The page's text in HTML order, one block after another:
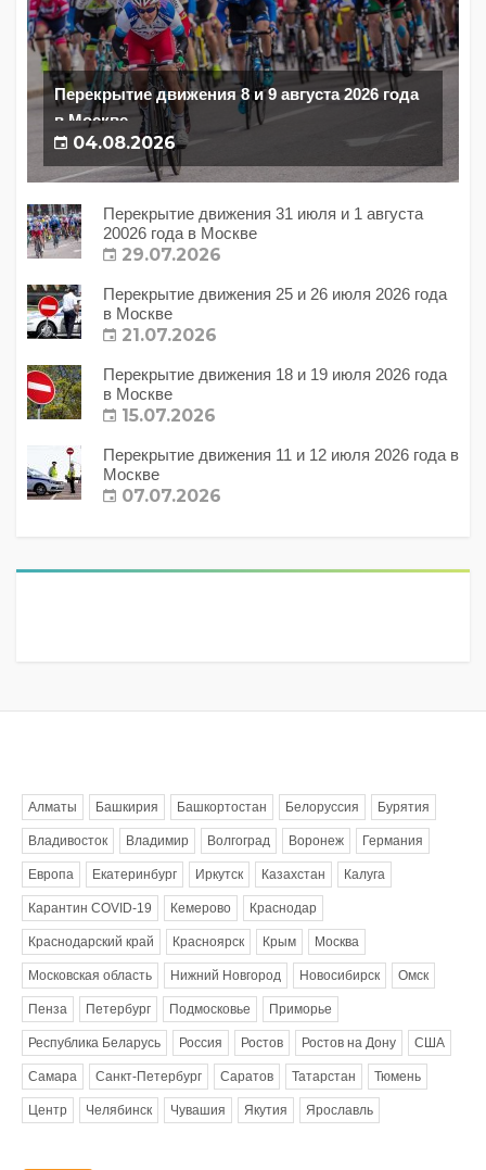
Перекрытие движения 8 и 9 августа 2026 года
в Москве
04.08.2026
Перекрытие движения 31 июля и 1 августа
20026 года в Москве
29.07.2026
Перекрытие движения 25 и 26 июля 2026 года
в Москве
21.07.2026
Перекрытие движения 18 и 19 июля 2026 года
в Москве
15.07.2026
Перекрытие движения 11 и 12 июля 2026 года в
Москве
07.07.2026
Алматы Башкирия Башкортостан Белоруссия Бурятия
Владивосток Владимир Волгоград Воронеж Германия
Европа Екатеринбург Иркутск Казахстан Калуга
Карантин COVID-19 Кемерово Краснодар
Краснодарский край Красноярск Крым Москва
Московская область Нижний Новгород Новосибирск Омск
Пенза Петербург Подмосковье Приморье
Республика Беларусь Россия Ростов Ростов на Дону США
Самара Санкт-Петербург Саратов Татарстан Тюмень
Центр Челябинск Чувашия Якутия Ярославль